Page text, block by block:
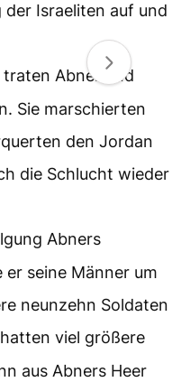
Israeliten auf und
Abner und
Sie marschierten
den Jordan
die Schlucht wieder
Abners
seine Männer um
neunzehn Soldaten
viel größere
aus Abners Heer